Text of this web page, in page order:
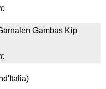
Gambas Kip